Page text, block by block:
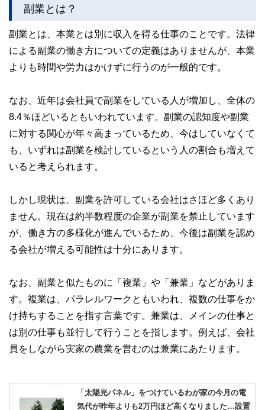
かしく感じられる年金や税金、相続、保険、ローンなどの話
をわかりやすく発信している点です。
執筆者・監修者による執筆体制を築くことで、内容のわかり
やすさはもちろんのこと、読み応えのあるコンテンツと確か
な情報発信を実現しています。
私たちは、快適でより良い生活のアイデアを提供するお金の
コンシェルジュを目指します。
副業とは？
副業とは、本業とは別に収入を得る仕事のことです。法律
による副業の働き方についての定義はありませんが、本業
よりも時間や労力はかけずに行うのが一般的です。
なお、近年は会社員で副業をしている人が増加し、全体の
8.4％ほどいるともいわれています。副業の認知度や副業
に対する関心が年々高まっているため、今はしていなくて
も、いずれは副業を検討しているという人の割合も増えて
いると考えられます。
しかし現状は、副業を許可している会社はさほど多くあり
ません。現在は約半数程度の企業が副業を禁止しています
が、働き方の多様化が進んでいるため、今後は副業を認め
る会社が増える可能性は十分にあります。
なお、副業と似たものに「複業」や「兼業」などがありま
す。複業は、パラレルワークともいわれ、複数の仕事をか
け持ちすることを指す言葉です。兼業は、メインの仕事と
は別の仕事も並行して行うことを指します。例えば、会社
員をしながら実家の農業を営むのは兼業にあたります。
「太陽光パネル」をつけているわが家の今月の電
気代が昨年よりも2万円ほど高くなりました…設置